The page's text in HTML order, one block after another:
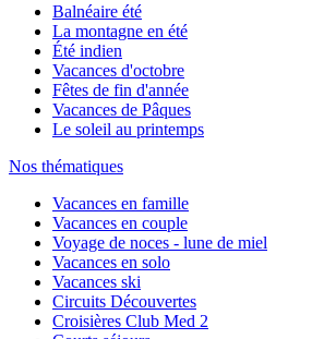
Balnéaire été
La montagne en été
Été indien
Vacances d'octobre
Fêtes de fin d'année
Vacances de Pâques
Le soleil au printemps
Nos thématiques
Vacances en famille
Vacances en couple
Voyage de noces - lune de miel
Vacances en solo
Vacances ski
Circuits Découvertes
Croisières Club Med 2